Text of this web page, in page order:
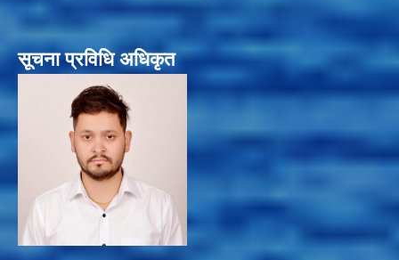
सूचना प्रविधि अधिकृत